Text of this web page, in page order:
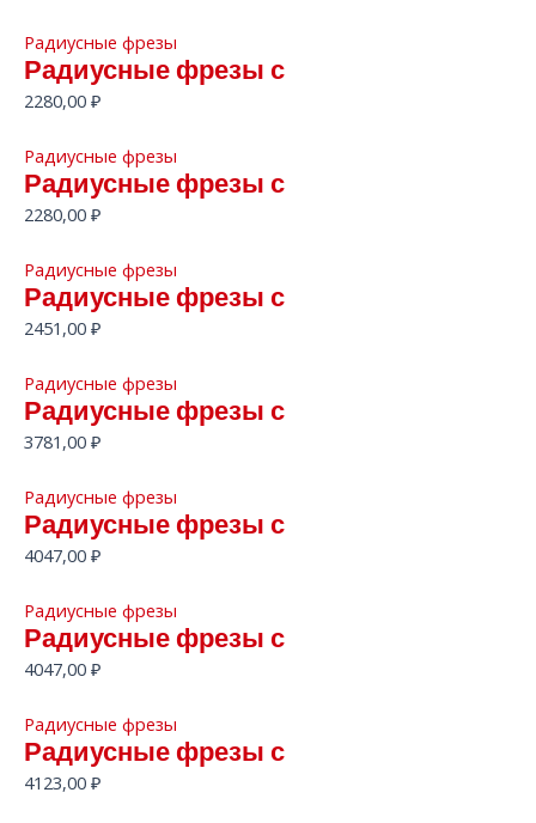
Радиусные фрезы
Радиусные фрезы с
2280,00 ₽
Радиусные фрезы
Радиусные фрезы с
2280,00 ₽
Радиусные фрезы
Радиусные фрезы с
2451,00 ₽
Радиусные фрезы
Радиусные фрезы с
3781,00 ₽
Радиусные фрезы
Радиусные фрезы с
4047,00 ₽
Радиусные фрезы
Радиусные фрезы с
4047,00 ₽
Радиусные фрезы
Радиусные фрезы с
4123,00 ₽